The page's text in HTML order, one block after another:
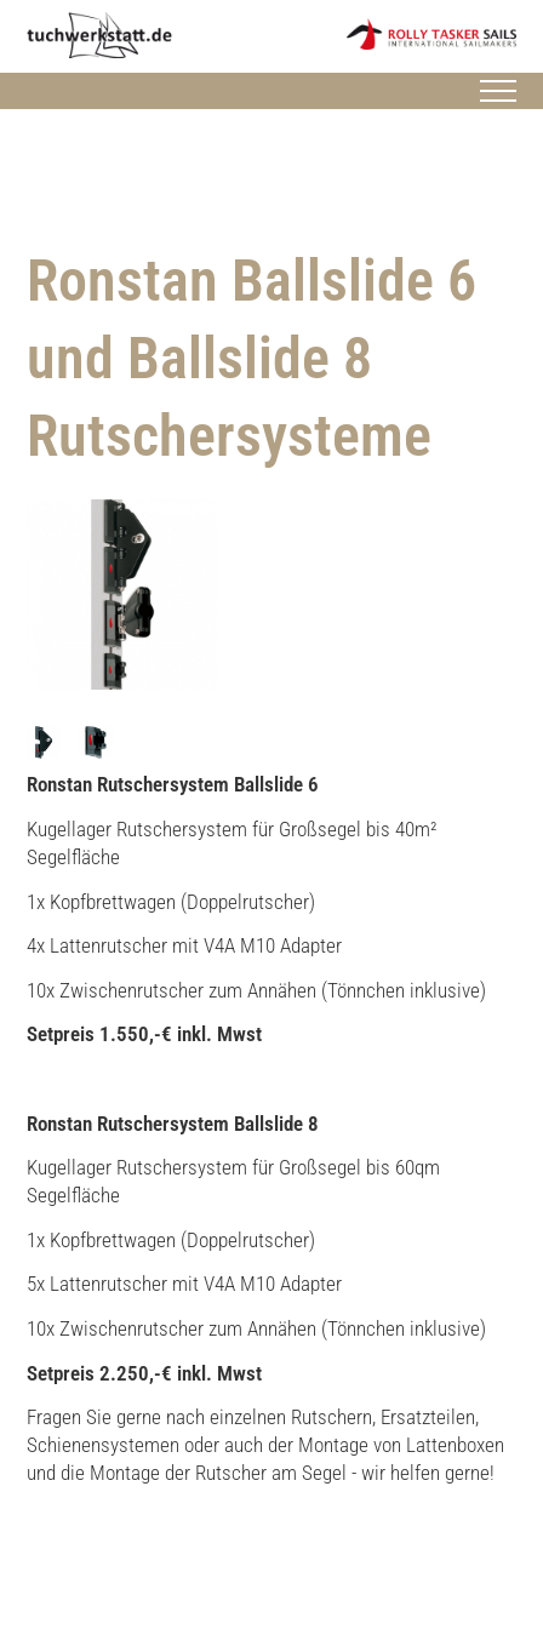
Ronstan Ballslide 6
und Ballslide 8
Rutschersysteme
Ronstan Rutschersystem Ballslide 6
Kugellager Rutschersystem für Großsegel bis 40m²
Segelfläche
1x Kopfbrettwagen (Doppelrutscher)
4x Lattenrutscher mit V4A M10 Adapter
10x Zwischenrutscher zum Annähen (Tönnchen inklusive)
Setpreis 1.550,-€ inkl. Mwst
Ronstan Rutschersystem Ballslide 8
Kugellager Rutschersystem für Großsegel bis 60qm
Segelfläche
1x Kopfbrettwagen (Doppelrutscher)
5x Lattenrutscher mit V4A M10 Adapter
10x Zwischenrutscher zum Annähen (Tönnchen inklusive)
Setpreis 2.250,-€ inkl. Mwst
Fragen Sie gerne nach einzelnen Rutschern, Ersatzteilen,
Schienensystemen oder auch der Montage von Lattenboxen
und die Montage der Rutscher am Segel - wir helfen gerne!